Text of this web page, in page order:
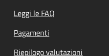
Leggi le FAQ
Pagamenti
Riepilogo valutazioni